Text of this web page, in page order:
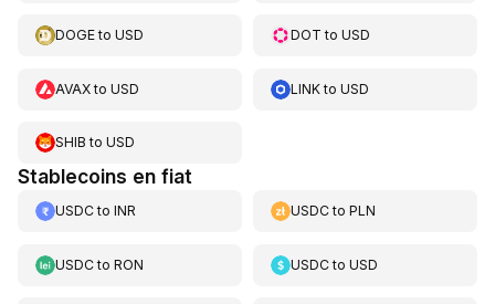
DOGEto USD DOT toUSD
AVAXto USD LINKtoUSD
SHIB to USD
Stablecoins en fiat
USDCto INR USDCtoPLN
USDCto RON USDCtoUSD